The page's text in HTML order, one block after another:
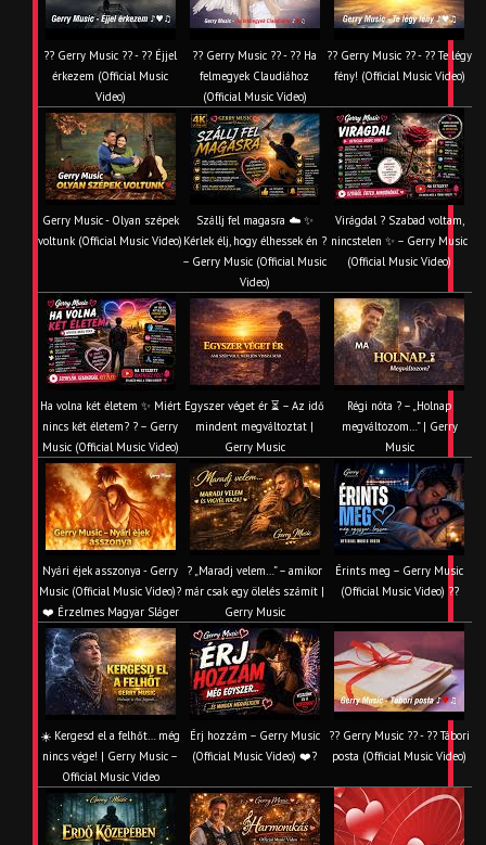
?? Gerry Music ?? - ?? Éjjel
érkezem (Official Music
Video)
?? Gerry Music ?? - ?? Ha
felmegyek Claudiához
(Official Music Video)
?? Gerry Music ?? - ?? Te légy
fény! (Official Music Video)
Gerry Music - Olyan szépek
voltunk (Official Music Video)
Szállj fel magasra ☁️ ✨
Kérlek élj, hogy élhessek én ?
– Gerry Music (Official Music
Video)
Virágdal ? Szabad voltam,
nincstelen ✨ – Gerry Music
(Official Music Video)
Ha volna két életem ✨ Miért
nincs két életem? ? – Gerry
Music (Official Music Video)
Egyszer véget ér ⏳ – Az idő
mindent megváltoztat |
Gerry Music
Régi nóta ? – „Holnap
megváltozom…” | Gerry
Music
Nyári éjek asszonya - Gerry
Music (Official Music Video)?
❤️ Érzelmes Magyar Sláger
? „Maradj velem…” – amikor
már csak egy ölelés számít |
Gerry Music
Érints meg – Gerry Music
(Official Music Video) ??
☀️ Kergesd el a felhőt… még
nincs vége! | Gerry Music –
Official Music Video
Érj hozzám – Gerry Music
(Official Music Video) ❤️?
?? Gerry Music ?? - ?? Tábori
posta (Official Music Video)